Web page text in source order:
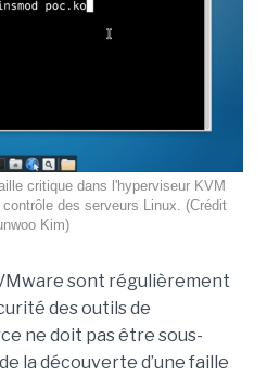
critique dans l'hyperviseur KVM
des serveurs Linux. (Crédit
Kim)
sont régulièrement
des outils de
ne doit pas être sous-
la découverte d’une faille